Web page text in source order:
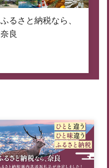
ふるさと納税なら、
奈良